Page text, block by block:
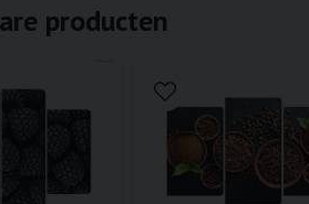
producten